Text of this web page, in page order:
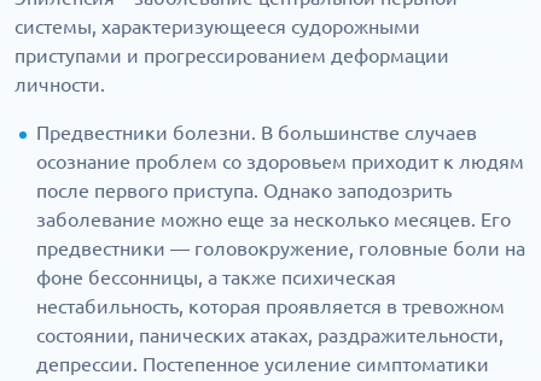
системы, характеризующееся судорожными
приступами и прогрессированием деформации
личности.
Предвестники болезни. В большинстве случаев
осознание проблем со здоровьем приходит к людям
после первого приступа. Однако заподозрить
заболевание можно еще за несколько месяцев. Его
предвестники — головокружение, головные боли на
фоне бессонницы, а также психическая
нестабильность, которая проявляется в тревожном
состоянии, панических атаках, раздражительности,
депрессии. Постепенное усиление симптоматики